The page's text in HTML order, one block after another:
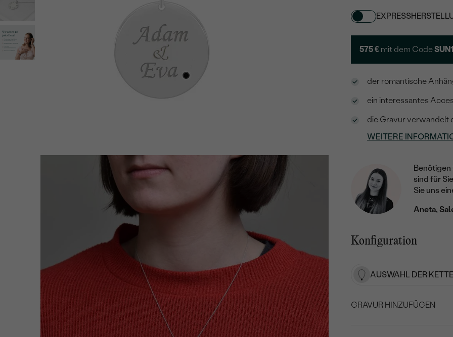
575 € mit dem Code
der romantische
ein interessantes
die Gravur verwandelt
WEITERE
Benötigen
sind für
Sie uns
Aneta,
Konfiguration
AUSWAHL DER
GRAVUR HINZUFÜGEN